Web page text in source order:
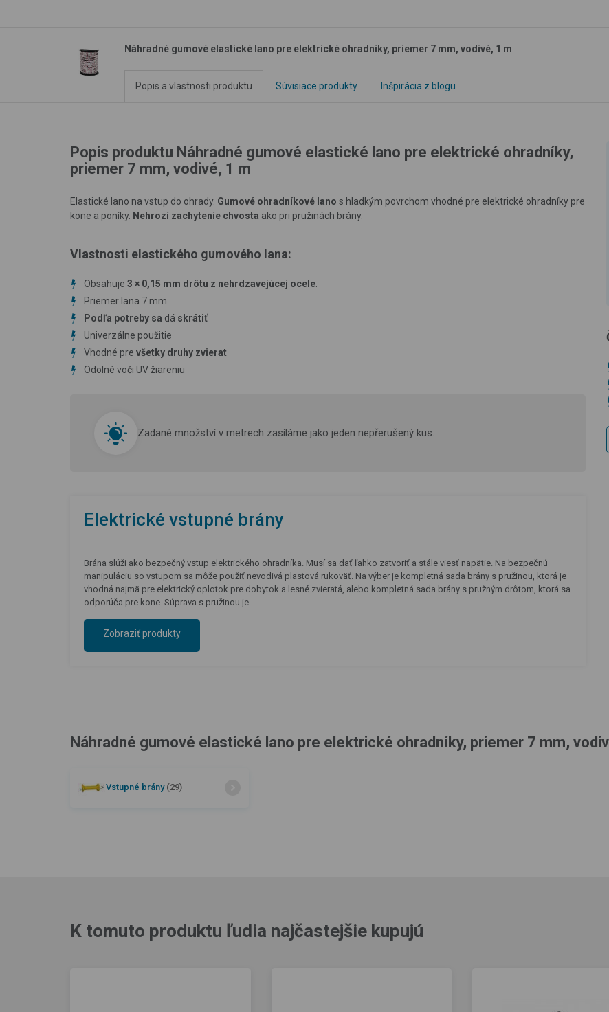
Náhradné gumové elastické lano pre elektrické ohradníky, priemer 7 mm, vodivé, 1 m
Popis a vlastnosti produktu Súvisiace produkty Inšpirácia z blogu
Popis produktu Náhradné gumové elastické lano pre elektrické ohradníky,
priemer 7 mm, vodivé, 1 m
Elastické lano na vstup do ohrady. Gumové ohradníkové lano s hladkým povrchom vhodné pre elektrické ohradníky pre
kone a poníky. Nehrozí zachytenie chvosta ako pri pružinách brány.
Vlastnosti elastického gumového lana:
Obsahuje 3 × 0,15 mm drôtu z nehrdzavejúcej ocele
Priemer lana 7 mm
Podľa potreby sa dá skrátiť
Univerzálne použitie
Vhodné pre všetky druhy zvierat
Odolné voči UV žiareniu
Zadané množství v metrech zasíláme jako jeden nepřerušený kus.
Elektrické vstupné brány
Brána slúži ako bezpečný vstup elektrického ohradníka. Musí sa dať ľahko zatvoriť a stále viesť napätie. Na bezpečnú
manipuláciu so vstupom sa môže použiť nevodivá plastová rukoväť. Na výber je kompletná sada brány s pružinou, ktorá je
vhodná najmä pre elektrický oplotok pre dobytok a lesné zvieratá, alebo kompletná sada brány s pružným drôtom, ktorá sa
odporúča pre kone. Súprava s pružinou je…
Zobraziť produkty
Náhradné gumové elastické lano pre elektrické ohradníky, priemer 7 mm,
Vstupné brány (29)
K tomuto produktu ľudia najčastejšie kupujú